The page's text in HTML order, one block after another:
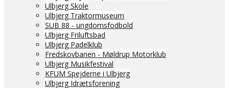
Ulbjerg Skole
Ulbjerg Traktormuseum
SUB 88 - ungdomsfodbold
Ulbjerg Friluftsbad
Ulbjerg Padelklub
Fredskovbanen - Møldrup Motorklub
Ulbjerg Musikfestival
KFUM Spejderne i Ulbjerg
Ulbjerg Idrætsforening